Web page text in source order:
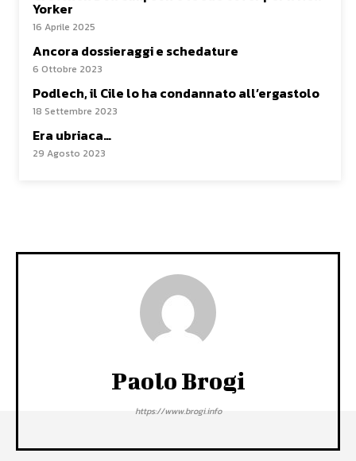
Yorker
16 Aprile 2025
Ancora dossieraggi e schedature
6 Ottobre 2023
Podlech, il Cile lo ha condannato all’ergastolo
18 Settembre 2023
Era ubriaca…
29 Agosto 2023
Paolo Brogi
https://www.brogi.info